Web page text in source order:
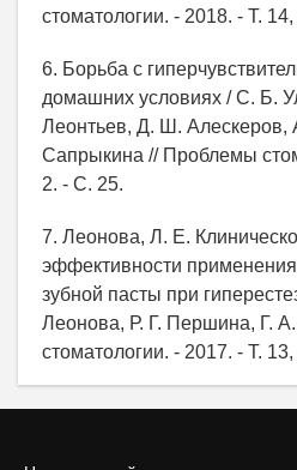
стоматологии. - 2018. - Т.
6. Борьба с
домашних условиях / С. Б.
Леонтьев, Д. Ш. Алескеров,
Сапрыкина // Проблемы
2. - С. 25.
7. Леонова, Л. Е.
эффективности
зубной пасты при
Леонова, Р. Г. Першина, Г.
стоматологии. - 2017. - Т.